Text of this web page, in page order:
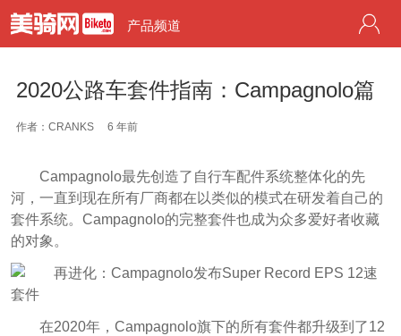
产品频道
2020公路车套件指南：Campagnolo篇
作者：CRANKS 6 年前
Campagnolo最先创造了自行车配件系统整体化的先
河，一直到现在所有厂商都在以类似的模式在研发着自己的
套件系统。Campagnolo的完整套件也成为众多爱好者收藏
的对象。
在2020年，Campagnolo旗下的所有套件都升级到了12